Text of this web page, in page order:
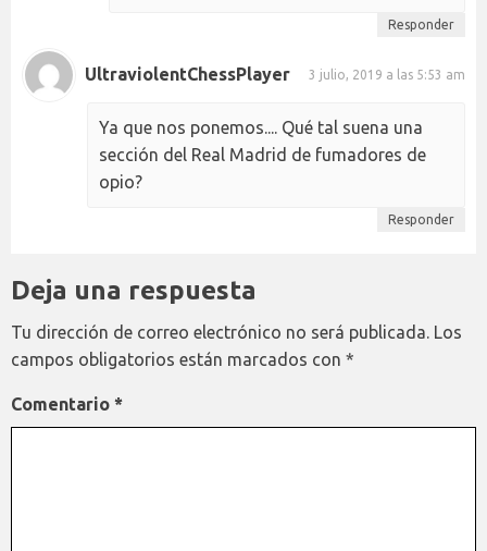
Responder
UltraviolentChessPlayer 3 julio, 2019 a las 5:53 am
Ya que nos ponemos.... Qué tal suena una
sección del Real Madrid de fumadores de
opio?
Responder
Deja una respuesta
Tu dirección de correo electrónico no será publicada. Los
campos obligatorios están marcados con *
Comentario *